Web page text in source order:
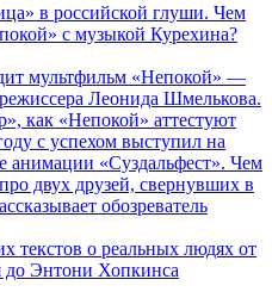
в российской глуши. Чем
с музыкой Курехина?
мультфильм «Непокой» —
Леонида Шмелькова.
как «Непокой» аттестуют
с успехом выступил на
«Суздальфест». Чем
двух друзей, свернувших в
обозреватель
текстов о реальных людях от
до Энтони Хопкинса